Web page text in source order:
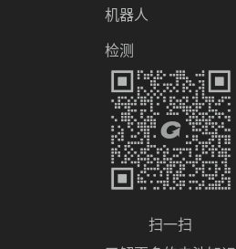
机器人
检测
扫一扫